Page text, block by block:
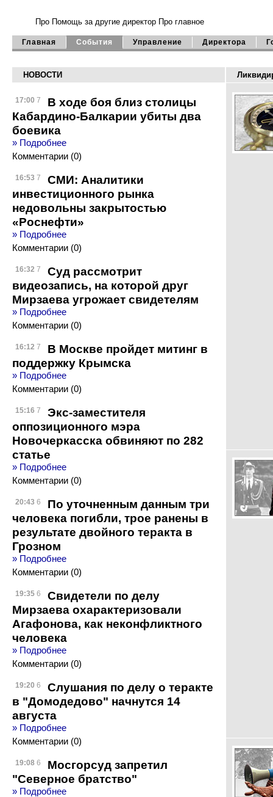
Про Помощь за другие директор Про главное
Главная События Управление Директора
НОВОСТИ
17:00 7
В ходе боя близ столицы
Кабардино-Балкарии убиты два
боевика
» Подробнее
Комментарии (0)
16:53 7
СМИ: Аналитики
инвестиционного рынка
недовольны закрытостью
«Роснефти»
» Подробнее
Комментарии (0)
16:32 7
Суд рассмотрит
видеозапись, на которой друг
Мирзаева угрожает свидетелям
» Подробнее
Комментарии (0)
16:12 7
В Москве пройдет митинг в
поддержку Крымска
» Подробнее
Комментарии (0)
15:16 7
Экс-заместителя
оппозиционного мэра
Новочеркасска обвиняют по 282
статье
» Подробнее
Комментарии (0)
20:43 6
По уточненным данным три
человека погибли, трое ранены в
результате двойного теракта в
Грозном
» Подробнее
Комментарии (0)
19:35 6
Свидетели по делу
Мирзаева охарактеризовали
Агафонова, как неконфликтного
человека
» Подробнее
Комментарии (0)
19:20 6
Слушания по делу о теракте
в "Домодедово" начнутся 14
августа
» Подробнее
Комментарии (0)
19:08 6
Мосгорсуд запретил
"Северное братство"
» Подробнее